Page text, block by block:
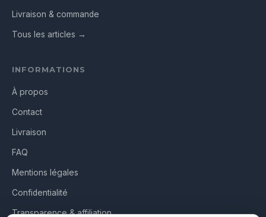
Livraison & commande
Tous les articles →
INFORMATIONS
À propos
Contact
Livraison
FAQ
Mentions légales
Confidentialité
Transparence & affiliation